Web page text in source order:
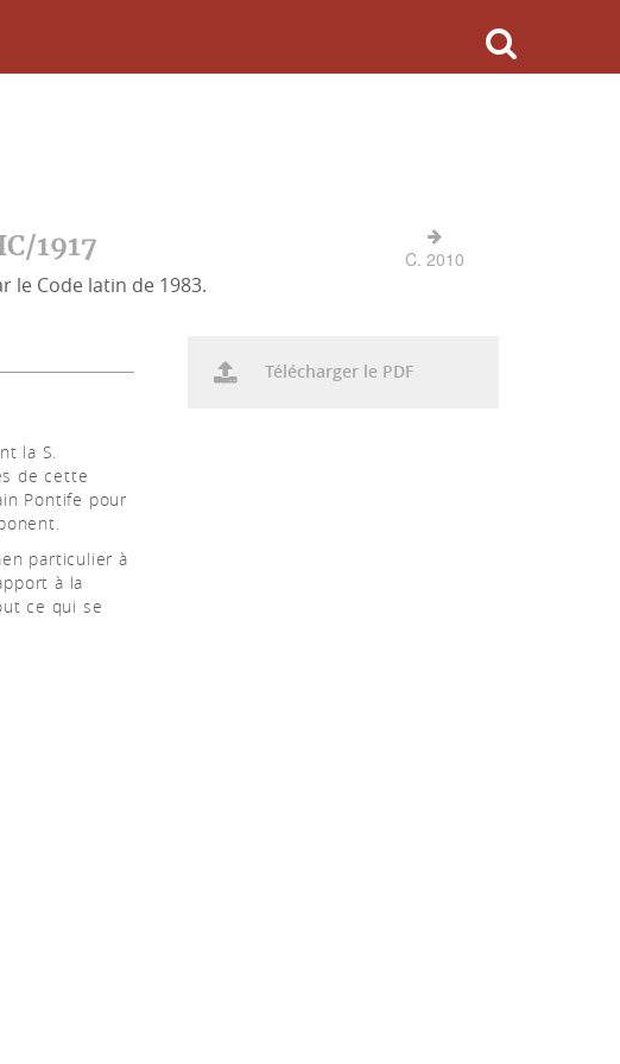
1917
le Code latin de 1983.
C. 2010
la S.
de cette
Pontife pour
particulier à
à la
ce qui se
Télécharger le PDF